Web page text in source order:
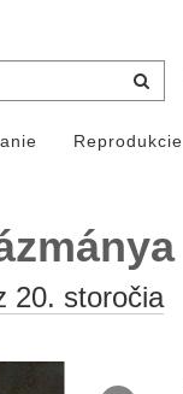
Reprodukcie
20. storočia